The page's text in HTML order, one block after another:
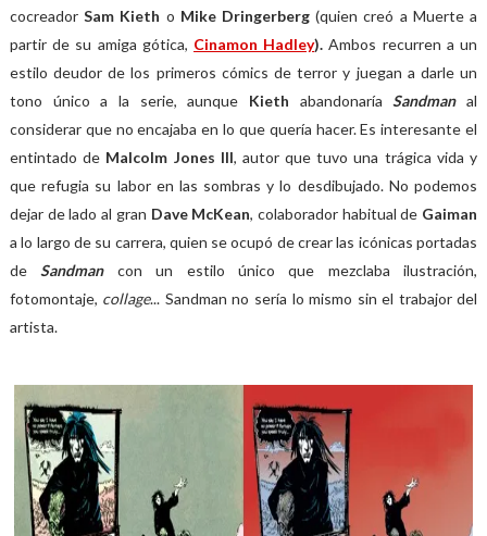
cocreadorSam Kieth o Mike Dringerberg(quien creó a Muerte a
partir de su amiga gótica, Cinamon Hadley).Ambos recurren a un
estilo deudor de los primeros cómics de terror y juegan a darle un
tono único a la serie, aunque Kieth abandonaríaSandmanal
considerar que no encajaba en lo que quería hacer. Es interesante el
entintado de Malcolm Jones III, autor que tuvo una trágica vida y
que refugia su labor en las sombras y lo desdibujado. No podemos
dejar de lado al gran Dave McKean, colaborador habitual de Gaiman
a lo largo de su carrera, quien se ocupó de crear las icónicas portadas
deSandman con un estilo único que mezclaba ilustración,
fotomontaje, collage... Sandman no sería lo mismo sin el trabajor del
artista.